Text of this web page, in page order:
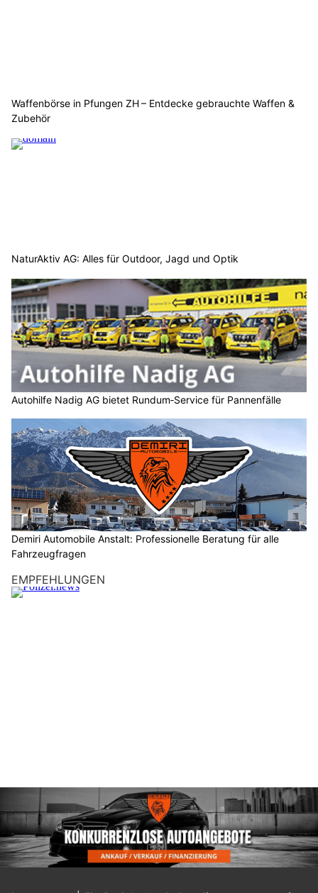
Waffenbörse in Pfungen ZH – Entdecke gebrauchte Waffen &
Zubehör
NaturAktiv AG: Alles für Outdoor, Jagd und Optik
Autohilfe Nadig AG bietet Rundum‑Service für Pannenfälle
Demiri Automobile Anstalt: Professionelle Beratung für alle
Fahrzeugfragen
EMPFEHLUNGEN